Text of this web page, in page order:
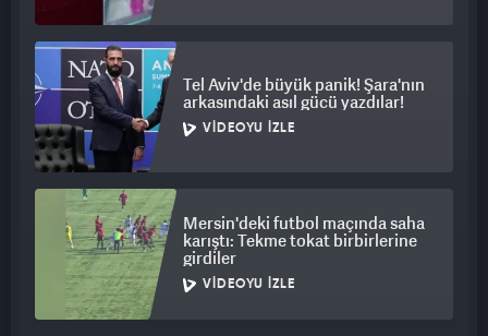
Tel Aviv'de büyük panik! Şara'nın
arkasındaki asıl gücü yazdılar!
VIDEOYU İZLE
Mersin'deki futbol maçında saha
karıştı: Tekme tokat birbirlerine
girdiler
VIDEOYU İZLE